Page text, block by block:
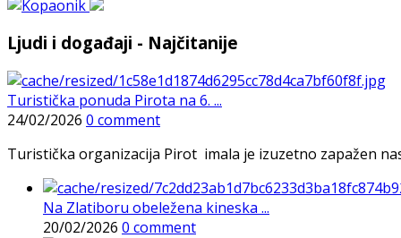
Ljudi i događaji - Najčitanije
Turistička ponuda Pirota na 6. ...
24/02/2026 0 comment
Turistička organizacija Pirot imala je izuzetno zapažen
Na Zlatiboru obeležena kineska ...
20/02/2026 0 comment